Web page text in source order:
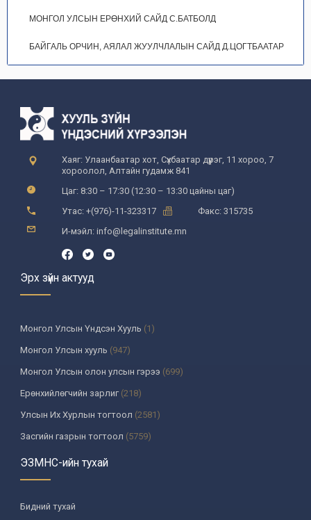
МОНГОЛ УЛСЫН ЕРӨНХИЙ САЙД С.БАТБОЛД
БАЙГАЛЬ ОРЧИН, АЯЛАЛ ЖУУЛЧЛАЛЫН САЙД Д.ЦОГТБААТАР
Хаяг: Улаанбаатар хот, Сүхбаатар дүүрэг, 11 хороо, 7
хороолол, Алтайн гудамж 841
Цаг: 8:30 – 17:30 (12:30 – 13:30 цайны цаг)
Утас: +(976)-11-323317
Факс: 315735
И-мэйл: info@legalinstitute.mn
Эрх зүйн актууд
Монгол Улсын Үндсэн Хууль (1)
Монгол Улсын хууль (947)
Монгол Улсын олон улсын гэрээ (699)
Ерөнхийлөгчийн зарлиг(218)
Улсын Их Хурлын тогтоол (2581)
Засгийн газрын тогтоол (5759)
Үндсэн хуулийн цэцийн шийдвэр
Улсын дээд шүүхийн тогтоол
УИХ-аас томилогддог байгууллагын дарга, түүнтэй адилтгах албан
тушаалтны шийдвэр
ЭЗМНС-ийн тухай
Бидний тухай